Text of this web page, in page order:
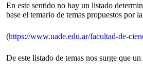
En este sentido no hay un listado
base el temario de temas propuestos por
(https://www.uade.edu.ar/facultad-de-
De este listado de temas nos surge que